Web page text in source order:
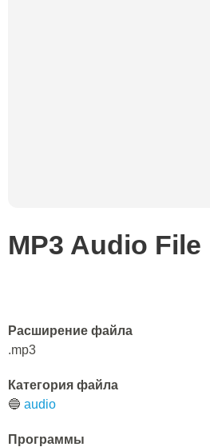
MP3 Audio File
Расширение файла
.mp3
Категория файла
🔵 audio
Программы